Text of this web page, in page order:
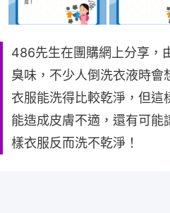
486先生在團購網上分享，
臭味，不少人倒洗衣液時會
衣服能洗得比較乾淨，但這
能造成皮膚不適，還有可能
樣衣服反而洗不乾淨！